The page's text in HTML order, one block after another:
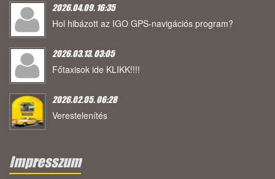
2026.04.09. 16:35
Hol hibázott az IGO GPS-navigációs program?
2026.03.13. 03:05
Főtaxisok ide KLIKK!!!!
2026.02.05. 06:28
Verestelenítés
Impresszum